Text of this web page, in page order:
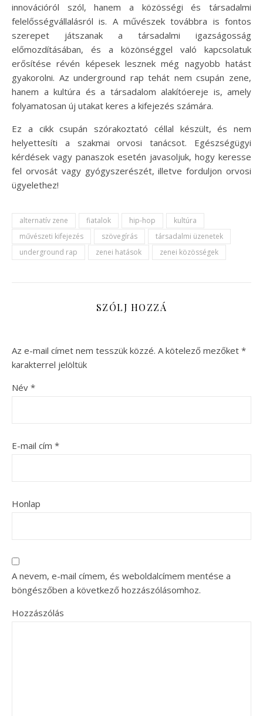
innovációról szól, hanem a közösségi és társadalmi
felelősségvállalásról is. A művészek továbbra is fontos
szerepet játszanak a társadalmi igazságosság
előmozdításában, és a közönséggel való kapcsolatuk
erősítése révén képesek lesznek még nagyobb hatást
gyakorolni. Az underground rap tehát nem csupán zene,
hanem a kultúra és a társadalom alakítóereje is, amely
folyamatosan új utakat keres a kifejezés számára.
Ez a cikk csupán szórakoztató céllal készült, és nem
helyettesíti a szakmai orvosi tanácsot. Egészségügyi
kérdések vagy panaszok esetén javasoljuk, hogy keresse
fel orvosát vagy gyógyszerészét, illetve forduljon orvosi
ügyelethez!
alternatív zene fiatalok hip-hop
kultúra
művészeti kifejezés
szövegírás
társadalmi üzenetek
underground rap
zenei hatások zenei közösségek
SZÓLJ HOZZÁ
Az e-mail címet nem tesszük közzé. A kötelező mezőket *
karakterrel jelöltük
Név *
E-mail cím *
Honlap
A nevem, e-mail címem, és weboldalcímem mentése a
böngészőben a következő hozzászólásomhoz.
Hozzászólás